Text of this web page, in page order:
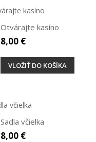
Otvárajte kasíno
8,00 €
VLOŽIŤ DO KOŠÍKA
Sadla včielka
8,00 €